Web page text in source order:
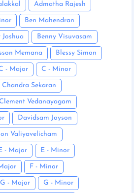
Admatha Rajesh
Ben Mahendran
Joshua Benny Visuvasam
Memana Blessy Simon
- Major C - Minor
Chandra Sekaran
Clement Vedanayagam
Davidsam Joyson
Valiyavelicham
- Major E - Minor
F - Minor
G - Major G - Minor